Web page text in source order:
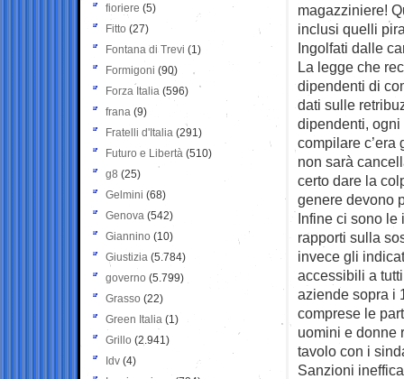
magazziniere!
inclusi quelli
Ingolfati dalle
La legge che
dipendenti di
dati sulle
dipendenti, ogni
compilare c’era
non sarà
certo dare la
genere devono
Infine ci sono le
rapporti sulla
invece gli
accessibili a
aziende sopra i
comprese le
uomini e donne
tavolo con i
Sanzioni
fioriere (5)
Fitto (27)
Fontana di Trevi (1)
Formigoni (90)
Forza Italia (596)
frana (9)
Fratelli d'Italia (291)
Futuro e Libertà (510)
g8 (25)
Gelmini (68)
Genova (542)
Giannino (10)
Giustizia (5.784)
governo (5.799)
Grasso (22)
Green Italia (1)
Grillo (2.941)
Idv (4)